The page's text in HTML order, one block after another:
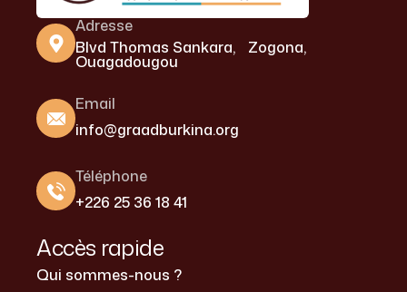
Adresse
Blvd Thomas Sankara, Zogona,
Ouagadougou
Email
info@graadburkina.org
Téléphone
+226 25 36 18 41
Accès rapide
Qui sommes-nous ?